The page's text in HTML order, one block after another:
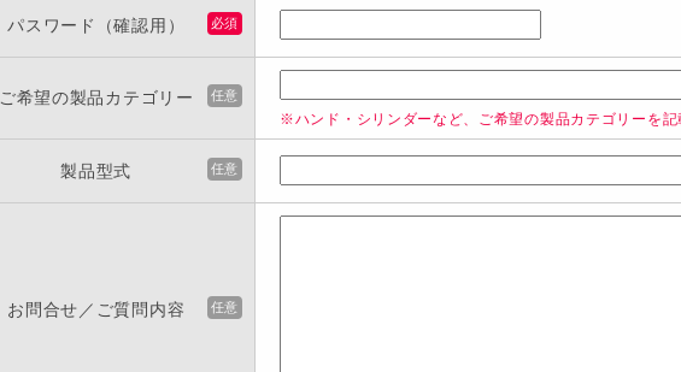
パスワード（確認用） 必須
ご希望の製品カテゴリー 任意
※ハンド・シリンダーなど、ご希望の製品カテゴリーを記
製品型式 任意
お問合せ／ご質問内容 任意